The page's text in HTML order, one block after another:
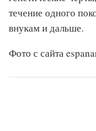
течение одного
внукам и дальше.
Фото с сайта